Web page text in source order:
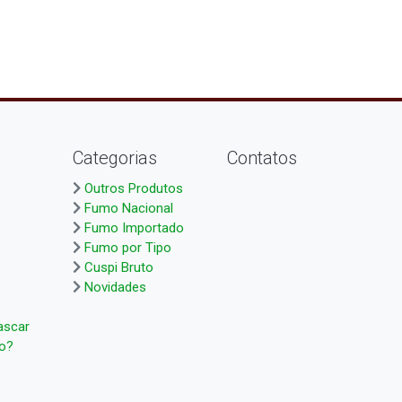
Contatos
Categorias
Outros Produtos
Fumo Nacional
Fumo Importado
Fumo por Tipo
Cuspi Bruto
Novidades